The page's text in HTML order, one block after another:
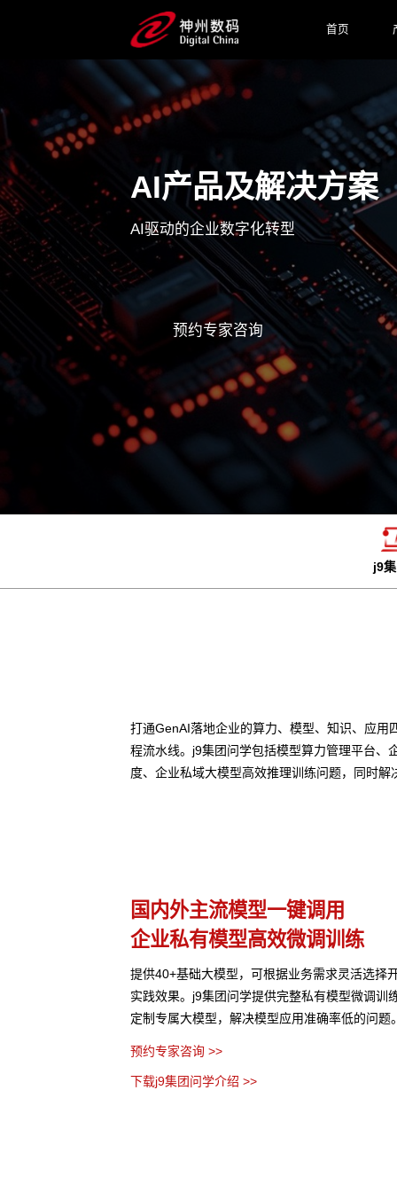
首页
AI产品及解决方案
AI驱动的企业数字化转型
预约专家咨询
j9
打通GenAI落地企业的算力、模型、知识、应
程流水线。j9集团问学包括模型算力管理平台、
度、企业私域大模型高效推理训练问题，同时
多模态多层级知识库权限管理
激活企业数据资产
j9集团问学支持文本、图片、音视频、网页等结
格式有效整合， 可结合访问权限进行管理控制
造企业级私域知识库。
预约专家咨询 >>
下载j9集团问学介绍 >>